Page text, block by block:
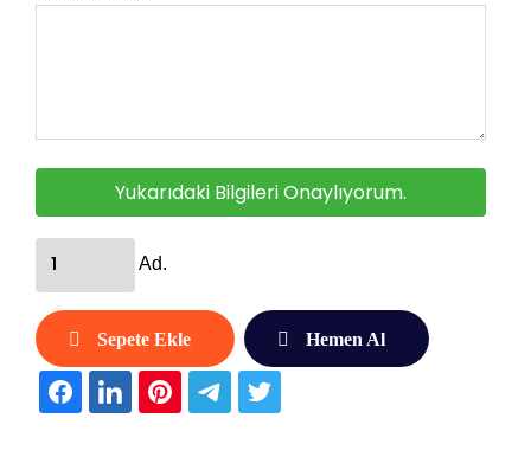
Yukarıdaki Bilgileri Onaylıyorum.
Ad.
Sepete Ekle Hemen Al